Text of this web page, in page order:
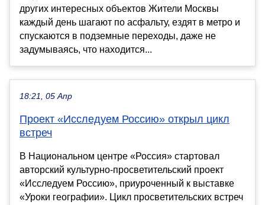
других интересных объектов Жители Москвы
каждый день шагают по асфальту, ездят в метро и
спускаются в подземные переходы, даже не
задумываясь, что находится...
18:21, 05 Апр
Проект «Исследуем Россию» открыл цикл
встреч
В Национальном центре «Россия» стартовал
авторский культурно-просветительский проект
«Исследуем Россию», приуроченный к выставке
«Уроки географии». Цикл просветительских встреч